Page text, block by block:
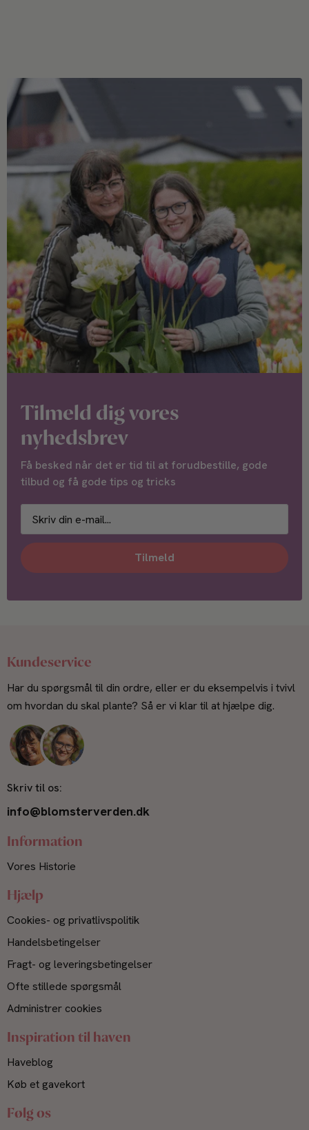
Tilmeld dig vores
nyhedsbrev
Få besked når det er tid til at forudbestille, gode
tilbud og få gode tips og tricks
Tilmeld
Kundeservice
Har du spørgsmål til din ordre, eller er du eksempelvis i tvivl
om hvordan du skal plante? Så er vi klar til at hjælpe dig.
Skriv til os:
info@blomsterverden.dk
Information
Vores Historie
Hjælp
Cookies- og privatlivspolitik
Handelsbetingelser
Fragt- og leveringsbetingelser
Ofte stillede spørgsmål
Administrer cookies
Inspiration til haven
Haveblog
Køb et gavekort
Følg os